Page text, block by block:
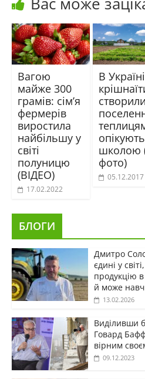
Вагою
майже 300
грамів: сім’я
фермерів
виростила
найбільшу у
світі
полуницю
(ВІДЕО)
17.02.2022
В Україні
створили
школою
фото)
05.12.2017
БЛОГИ
Дмитро
єдині у
продукцію
й може
13.02.2026
Виділивши
Говард
вірним
09.12.2023